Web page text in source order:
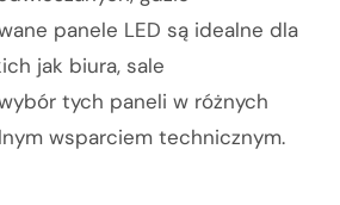
panele LED są idealne dla
jak biura, sale
tych paneli w różnych
wsparciem technicznym.